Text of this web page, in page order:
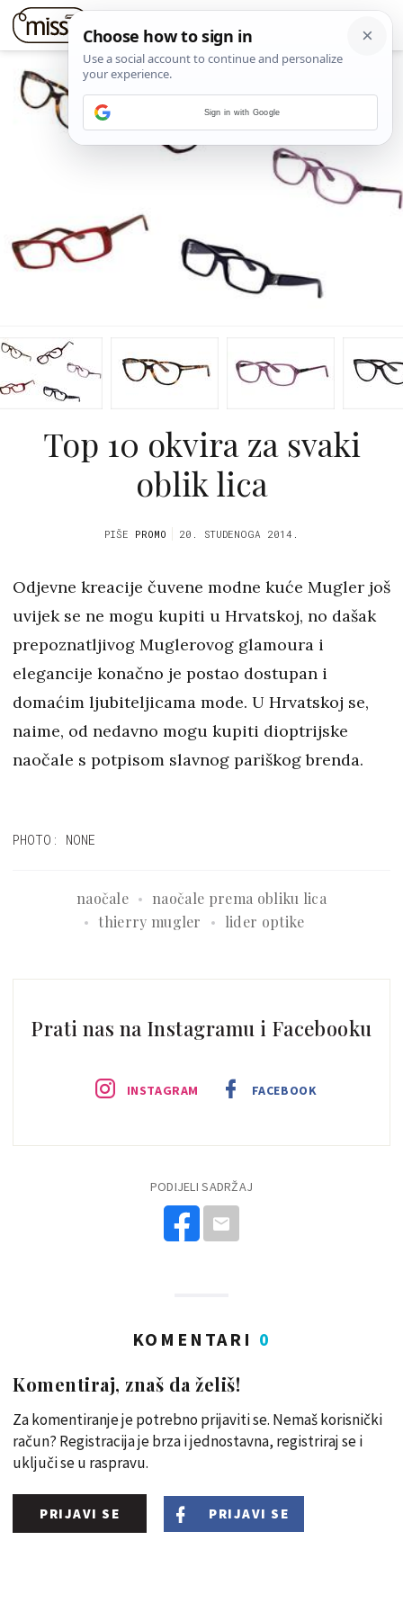
Top 10 okvira za svaki
oblik lica
PIŠE PROMO 20. STUDENOGA 2014.
Odjevne kreacije čuvene modne kuće Mugler još
uvijek se ne mogu kupiti u Hrvatskoj, no dašak
prepoznatljivog Muglerovog glamoura i
elegancije konačno je postao dostupan i
domaćim ljubiteljicama mode. U Hrvatskoj se,
naime, od nedavno mogu kupiti dioptrijske
naočale s potpisom slavnog pariškog brenda.
PHOTO: NONE
naočale
naočale prema obliku lica
thierry mugler
lider optike
Prati nas na Instagramu i Facebooku
INSTAGRAM FACEBOOK
PODIJELI SADRŽAJ
KOMENTARI 0
Komentiraj, znaš da želiš!
Za komentiranje je potrebno prijaviti se. Nemaš korisnički
račun? Registracija je brza i jednostavna, registriraj se i
uključi se u raspravu.
PRIJAVI SE PRIJAVI SE
Sign in with Google